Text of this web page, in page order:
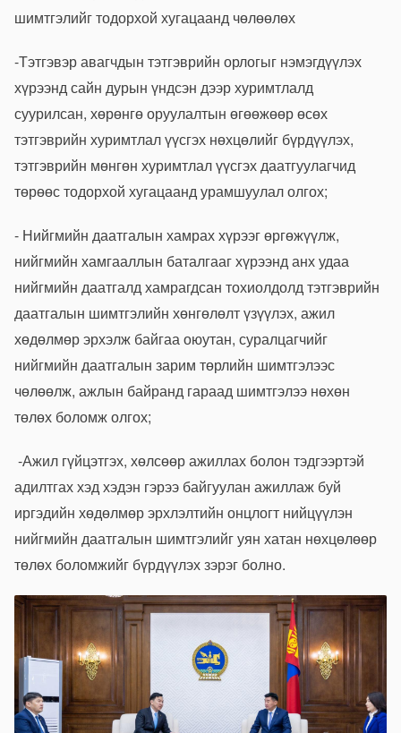
шимтгэлийг тодорхой хугацаанд чөлөөлөх
-Тэтгэвэр авагчдын тэтгэврийн орлогыг нэмэгдүүлэх
хүрээнд сайн дурын үндсэн дээр хуримтлалд
суурилсан, хөрөнгө оруулалтын өгөөжөөр өсөх
тэтгэврийн хуримтлал үүсгэх нөхцөлийг бүрдүүлэх,
тэтгэврийн мөнгөн хуримтлал үүсгэх даатгуулагчид
төрөөс тодорхой хугацаанд урамшуулал олгох;
- Нийгмийн даатгалын хамрах хүрээг өргөжүүлж,
нийгмийн хамгааллын баталгааг хүрээнд анх удаа
нийгмийн даатгалд хамрагдсан тохиолдолд тэтгэврийн
даатгалын шимтгэлийн хөнгөлөлт үзүүлэх, ажил
хөдөлмөр эрхэлж байгаа оюутан, суралцагчийг
нийгмийн даатгалын зарим төрлийн шимтгэлээс
чөлөөлж, ажлын байранд гараад шимтгэлээ нөхөн
төлөх боломж олгох;
-Ажил гүйцэтгэх, хөлсөөр ажиллах болон тэдгээртэй
адилтгах хэд хэдэн гэрээ байгуулан ажиллаж буй
иргэдийн хөдөлмөр эрхлэлтийн онцлогт нийцүүлэн
нийгмийн даатгалын шимтгэлийг уян хатан нөхцөлөөр
төлөх боломжийг бүрдүүлэх зэрэг болно.